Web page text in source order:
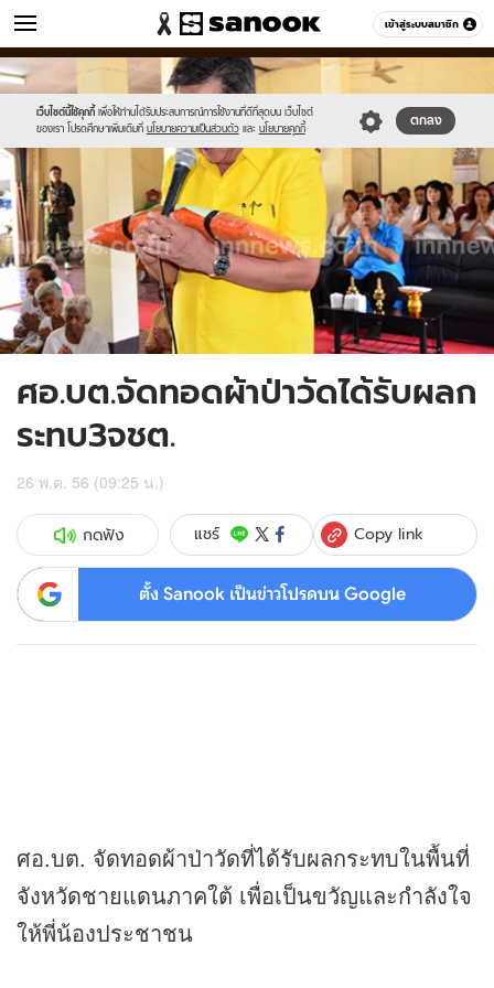
เข้าสู่ระบบสมาชิก
ข่าว หมวดอื่นๆ
เว็บไซต์นี้ใช้คุกกี้ เพื่อให้ท่านได้รับประสบการณ์การใช้งานที่ดีที่สุดบน เว็บไซต์
ของเรา โปรดศึกษาเพิ่มเติมที่ นโยบายความเป็นส่วนตัว และ นโยบายคุกกี้
ตกลง
Sanook
//s.isanook.com/sr/0/images/logo-
new-
sanook.png
600
60
//s.isanook.com/ns/0/ud/237/1187952/455036-
01.jpg
ศอ.บต.จัดทอดผ้าป่าวัดได้รับผลก
ระทบ3จชต.
26 พ.ค. 56 (09:25 น.)
กดฟัง แชร์ Copy link
ตั้ง Sanook เป็นข่าวโปรดบน Google
ศอ.บต. จัดทอดผ้าป่าวัดที่ได้รับผลกระทบในพื้นที่
จังหวัดชายแดนภาคใต้ เพื่อเป็นขวัญและกำลังใจ
ให้พี่น้องประชาชน